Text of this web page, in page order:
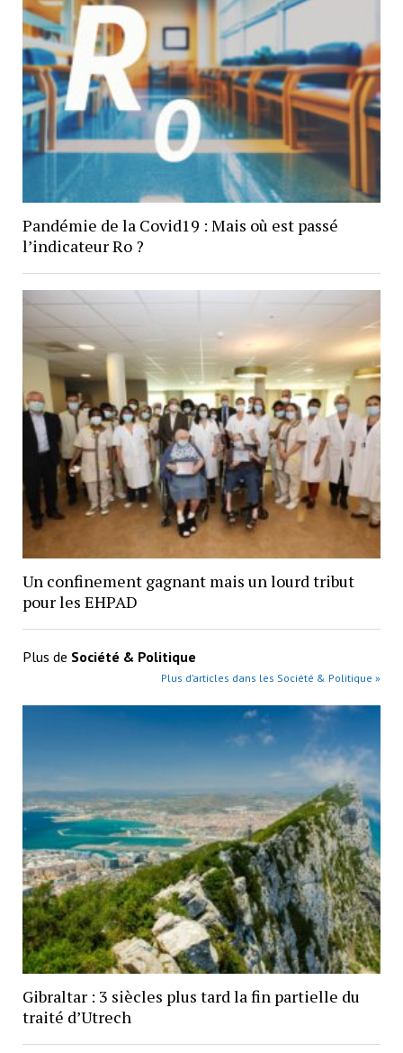
Pandémie de la Covid19 : Mais où est passé
l’indicateur Ro ?
Un confinement gagnant mais un lourd tribut
pour les EHPAD
Plus de Société & Politique
Plus d’articles dans les Société & Politique »
Gibraltar : 3 siècles plus tard la fin partielle du
traité d’Utrech